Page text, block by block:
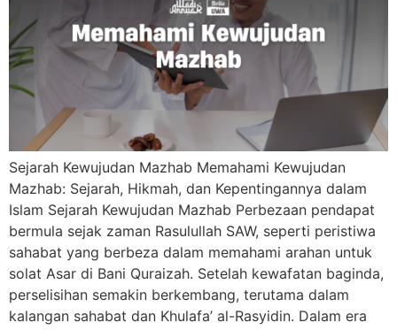
Sejarah Kewujudan Mazhab Memahami Kewujudan
Mazhab: Sejarah, Hikmah, dan Kepentingannya dalam
Islam Sejarah Kewujudan Mazhab Perbezaan pendapat
bermula sejak zaman Rasulullah SAW, seperti peristiwa
sahabat yang berbeza dalam memahami arahan untuk
solat Asar di Bani Quraizah. Setelah kewafatan baginda,
perselisihan semakin berkembang, terutama dalam
kalangan sahabat dan Khulafa’ al-Rasyidin. Dalam era